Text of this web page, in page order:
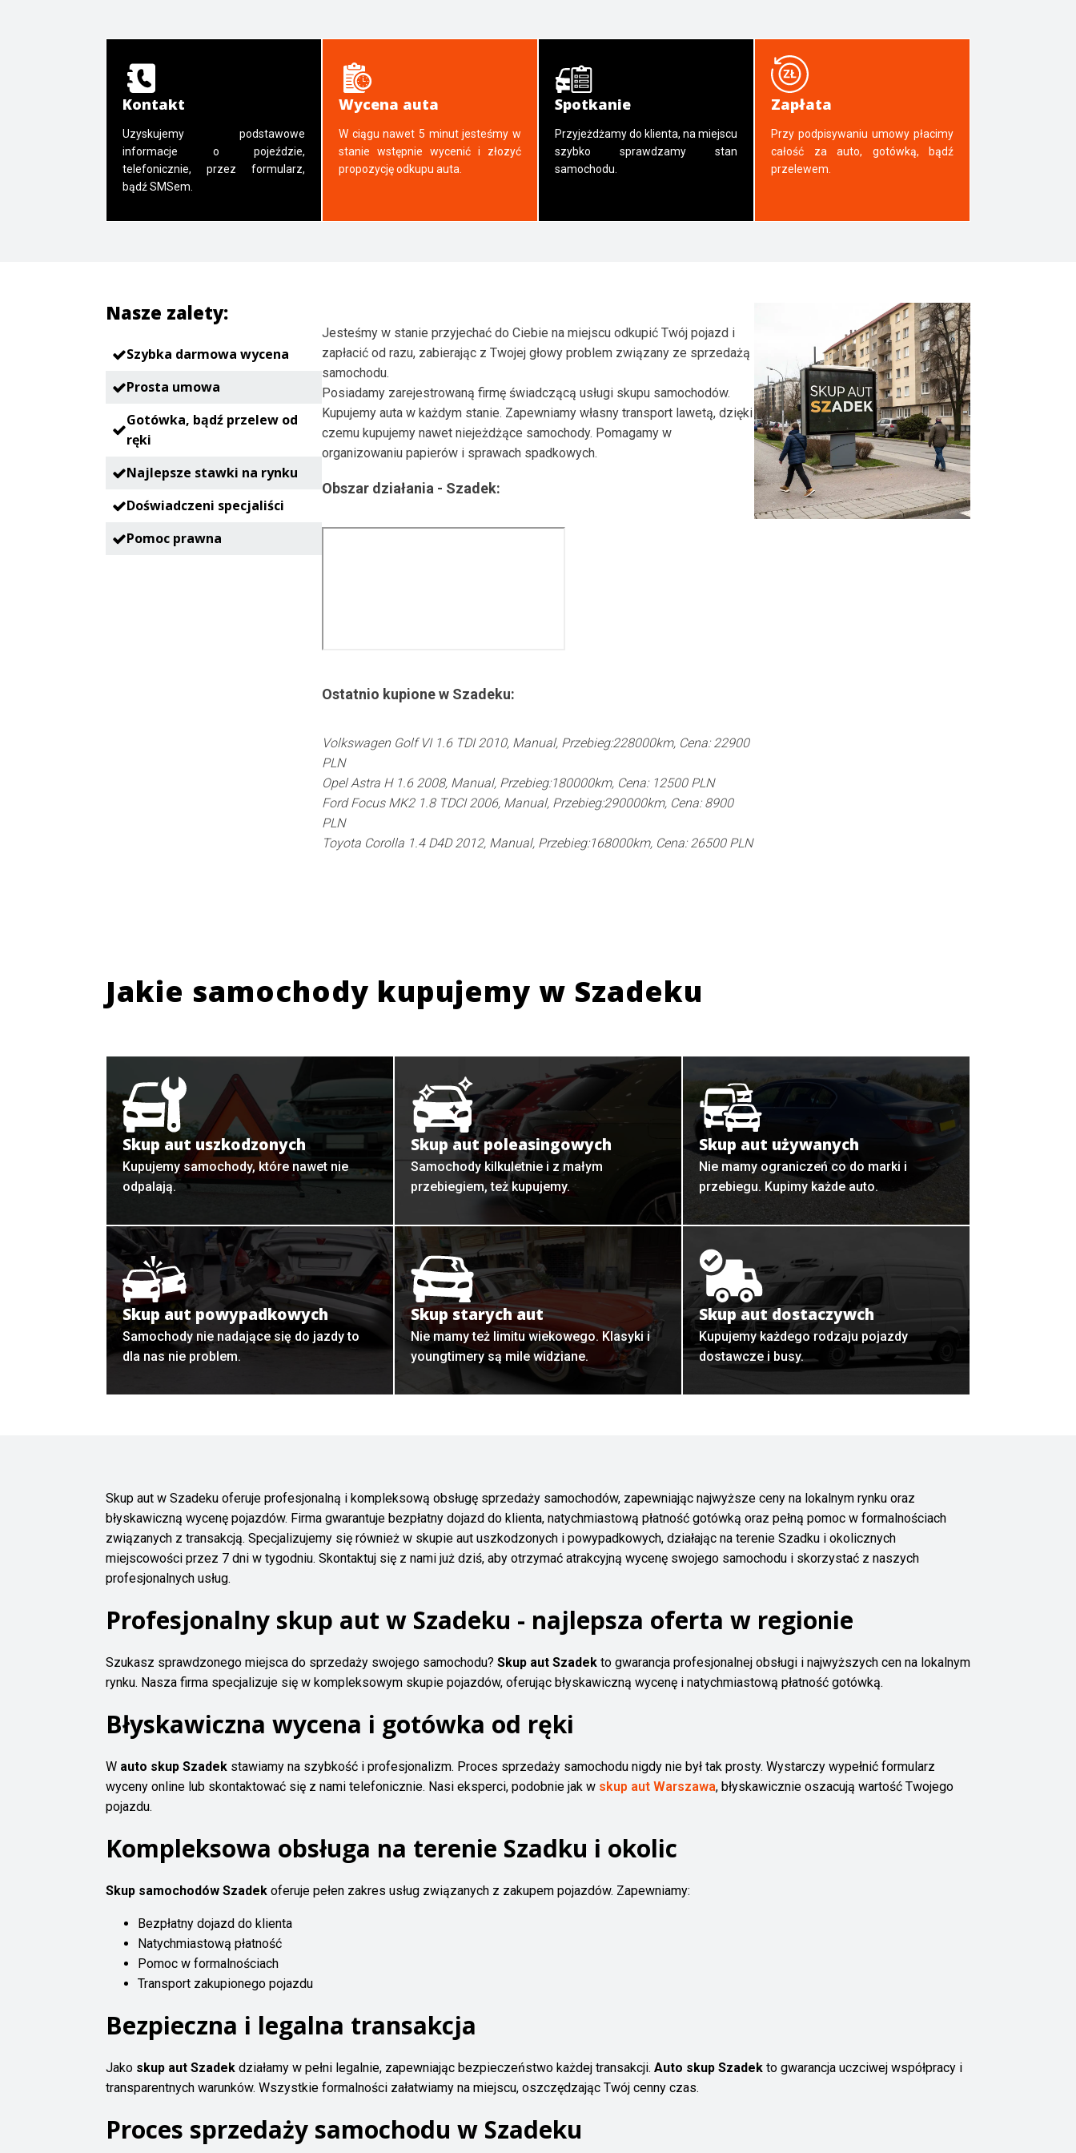
Kontakt
Uzyskujemy podstawowe
informacje o pojeździe,
telefonicznie, przez formularz,
bądź SMSem.
Wycena auta
W ciągu nawet 5 minut jesteśmy w
stanie wstępnie wycenić i złozyć
propozycję odkupu auta.
Spotkanie
Przyjeżdżamy do klienta, na miejscu
szybko sprawdzamy stan
samochodu.
Zapłata
Przy podpisywaniu umowy płacimy
całość za auto, gotówką, bądź
przelewem.
Nasze zalety:
Szybka darmowa wycena
Prosta umowa
Gotówka, bądź przelew od
ręki
Najlepsze stawki na rynku
Doświadczeni specjaliści
Pomoc prawna
Jesteśmy w stanie przyjechać do Ciebie na miejscu odkupić Twój pojazd i
zapłacić od razu, zabierając z Twojej głowy problem związany ze sprzedażą
samochodu.
Posiadamy zarejestrowaną firmę świadczącą usługi skupu samochodów.
Kupujemy auta w każdym stanie. Zapewniamy własny transport lawetą, dzięki
czemu kupujemy nawet niejeżdżące samochody. Pomagamy w
organizowaniu papierów i sprawach spadkowych.
Obszar działania - Szadek:
Ostatnio kupione w Szadeku:
Volkswagen Golf VI 1.6 TDI 2010, Manual, Przebieg:228000km, Cena: 22900
PLN
Opel Astra H 1.6 2008, Manual, Przebieg:180000km, Cena: 12500 PLN
Ford Focus MK2 1.8 TDCI 2006, Manual, Przebieg:290000km, Cena: 8900
PLN
Toyota Corolla 1.4 D4D 2012, Manual, Przebieg:168000km, Cena: 26500 PLN
Jakie samochody kupujemy w Szadeku
Skup aut uszkodzonych
Kupujemy samochody, które nawet nie
odpalają.
Skup aut poleasingowych
Samochody kilkuletnie i z małym
przebiegiem, też kupujemy.
Skup aut używanych
Nie mamy ograniczeń co do marki i
przebiegu. Kupimy każde auto.
Skup aut powypadkowych
Samochody nie nadające się do jazdy to
dla nas nie problem.
Skup starych aut
Nie mamy też limitu wiekowego. Klasyki i
youngtimery są mile widziane.
Skup aut dostaczywch
Kupujemy każdego rodzaju pojazdy
dostawcze i busy.
Skup aut w Szadeku oferuje profesjonalną i kompleksową obsługę sprzedaży samochodów, zapewniając najwyższe ceny na lokalnym rynku oraz
błyskawiczną wycenę pojazdów. Firma gwarantuje bezpłatny dojazd do klienta, natychmiastową płatność gotówką oraz pełną pomoc w formalnościach
związanych z transakcją. Specjalizujemy się również w skupie aut uszkodzonych i powypadkowych, działając na terenie Szadku i okolicznych
miejscowości przez 7 dni w tygodniu. Skontaktuj się z nami już dziś, aby otrzymać atrakcyjną wycenę swojego samochodu i skorzystać z naszych
profesjonalnych usług.
Profesjonalny skup aut w Szadeku - najlepsza oferta w regionie
Szukasz sprawdzonego miejsca do sprzedaży swojego samochodu? Skup aut Szadek to gwarancja profesjonalnej obsługi i najwyższych cen na lokalnym
rynku. Nasza firma specjalizuje się w kompleksowym skupie pojazdów, oferując błyskawiczną wycenę i natychmiastową płatność gotówką.
Błyskawiczna wycena i gotówka od ręki
W auto skup Szadek stawiamy na szybkość i profesjonalizm. Proces sprzedaży samochodu nigdy nie był tak prosty. Wystarczy wypełnić formularz
wyceny online lub skontaktować się z nami telefonicznie. Nasi eksperci, podobnie jak w skup aut Warszawa, błyskawicznie oszacują wartość Twojego
pojazdu.
Kompleksowa obsługa na terenie Szadku i okolic
Skup samochodów Szadek oferuje pełen zakres usług związanych z zakupem pojazdów. Zapewniamy:
Bezpłatny dojazd do klienta
Natychmiastową płatność
Pomoc w formalnościach
Transport zakupionego pojazdu
Bezpieczna i legalna transakcja
Jako skup aut Szadek działamy w pełni legalnie, zapewniając bezpieczeństwo każdej transakcji. Auto skup Szadek to gwarancja uczciwej współpracy i
transparentnych warunków. Wszystkie formalności załatwiamy na miejscu, oszczędzając Twój cenny czas.
Proces sprzedaży samochodu w Szadeku